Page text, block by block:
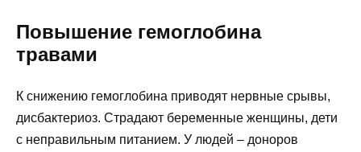
Повышение гемоглобина
травами
К снижению гемоглобина приводят нервные срывы,
дисбактериоз. Страдают беременные женщины, дети
с неправильным питанием. У людей – доноров